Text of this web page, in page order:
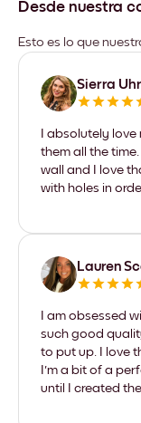
Desde nuestra
Esto es lo que
Sierra
I absolutely
them all the
wall and I love
with holes in
Lauren
I am obsessed
such good
to put up. I love
I'm a bit of a
until I created